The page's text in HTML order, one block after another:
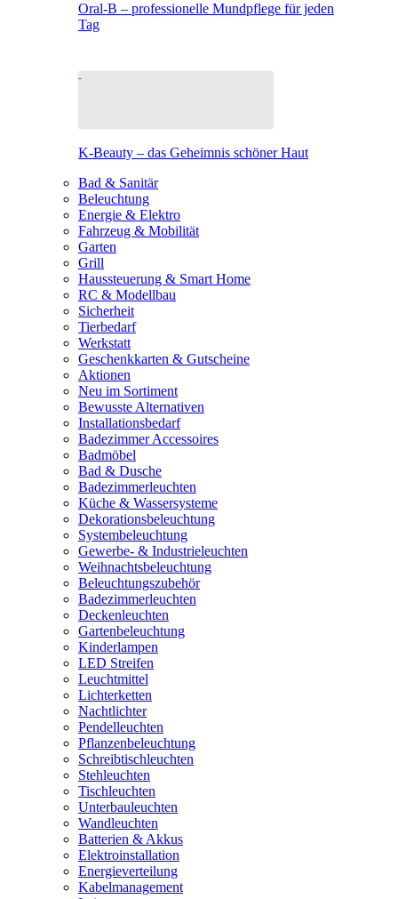
Oral-B – professionelle Mundpflege für jeden
Tag
K-Beauty – das Geheimnis schöner Haut
Bad & Sanitär
Beleuchtung
Energie & Elektro
Fahrzeug & Mobilität
Garten
Grill
Haussteuerung & Smart Home
RC & Modellbau
Sicherheit
Tierbedarf
Werkstatt
Geschenkkarten & Gutscheine
Aktionen
Neu im Sortiment
Bewusste Alternativen
Installationsbedarf
Badezimmer Accessoires
Badmöbel
Bad & Dusche
Badezimmerleuchten
Küche & Wassersysteme
Dekorationsbeleuchtung
Systembeleuchtung
Gewerbe- & Industrieleuchten
Weihnachtsbeleuchtung
Beleuchtungszubehör
Badezimmerleuchten
Deckenleuchten
Gartenbeleuchtung
Kinderlampen
LED Streifen
Leuchtmittel
Lichterketten
Nachtlichter
Pendelleuchten
Pflanzenbeleuchtung
Schreibtischleuchten
Stehleuchten
Tischleuchten
Unterbauleuchten
Wandleuchten
Batterien & Akkus
Elektroinstallation
Energieverteilung
Kabelmanagement